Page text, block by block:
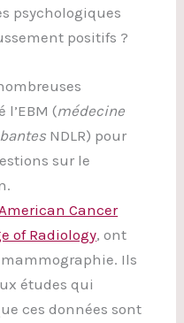
psychologiques
positifs ?
(médecine
NDLR) pour
sur le
Cancer
of Radiology, ont
Ils
études qui
ces données sont